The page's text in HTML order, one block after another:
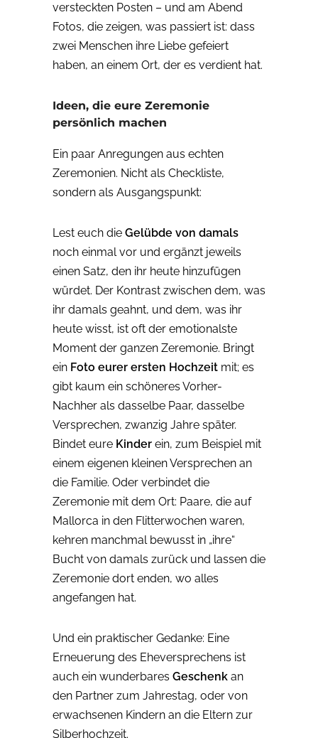
versteckten Posten – und am Abend
Fotos, die zeigen, was passiert ist: dass
zwei Menschen ihre Liebe gefeiert
haben, an einem Ort, der es verdient hat.
Ideen, die eure Zeremonie
persönlich machen
Ein paar Anregungen aus echten
Zeremonien. Nicht als Checkliste,
sondern als Ausgangspunkt:
Lest euch die Gelübde von damals
noch einmal vor und ergänzt jeweils
einen Satz, den ihr heute hinzufügen
würdet. Der Kontrast zwischen dem, was
ihr damals geahnt, und dem, was ihr
heute wisst, ist oft der emotionalste
Moment der ganzen Zeremonie. Bringt
ein Foto eurer ersten Hochzeit mit; es
gibt kaum ein schöneres Vorher-
Nachher als dasselbe Paar, dasselbe
Versprechen, zwanzig Jahre später.
Bindet eure Kinder ein, zum Beispiel mit
einem eigenen kleinen Versprechen an
die Familie. Oder verbindet die
Zeremonie mit dem Ort: Paare, die auf
Mallorca in den Flitterwochen waren,
kehren manchmal bewusst in „ihre“
Bucht von damals zurück und lassen die
Zeremonie dort enden, wo alles
angefangen hat.
Und ein praktischer Gedanke: Eine
Erneuerung des Eheversprechens ist
auch ein wunderbares Geschenk an
den Partner zum Jahrestag, oder von
erwachsenen Kindern an die Eltern zur
Silberhochzeit.